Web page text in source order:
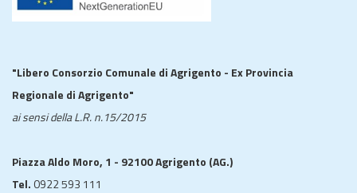
"Libero Consorzio Comunale di Agrigento - Ex Provincia
Regionale di Agrigento"
ai sensi della L.R. n.15/2015
Piazza Aldo Moro, 1 - 92100 Agrigento (AG.)
Tel. 0922 593 111